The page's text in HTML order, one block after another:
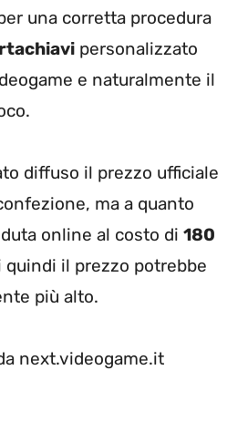
una corretta procedura
personalizzato
e naturalmente il
diffuso il prezzo ufficiale
ma a quanto
online al costo di 180
quindi il prezzo potrebbe
più alto.
next.videogame.it